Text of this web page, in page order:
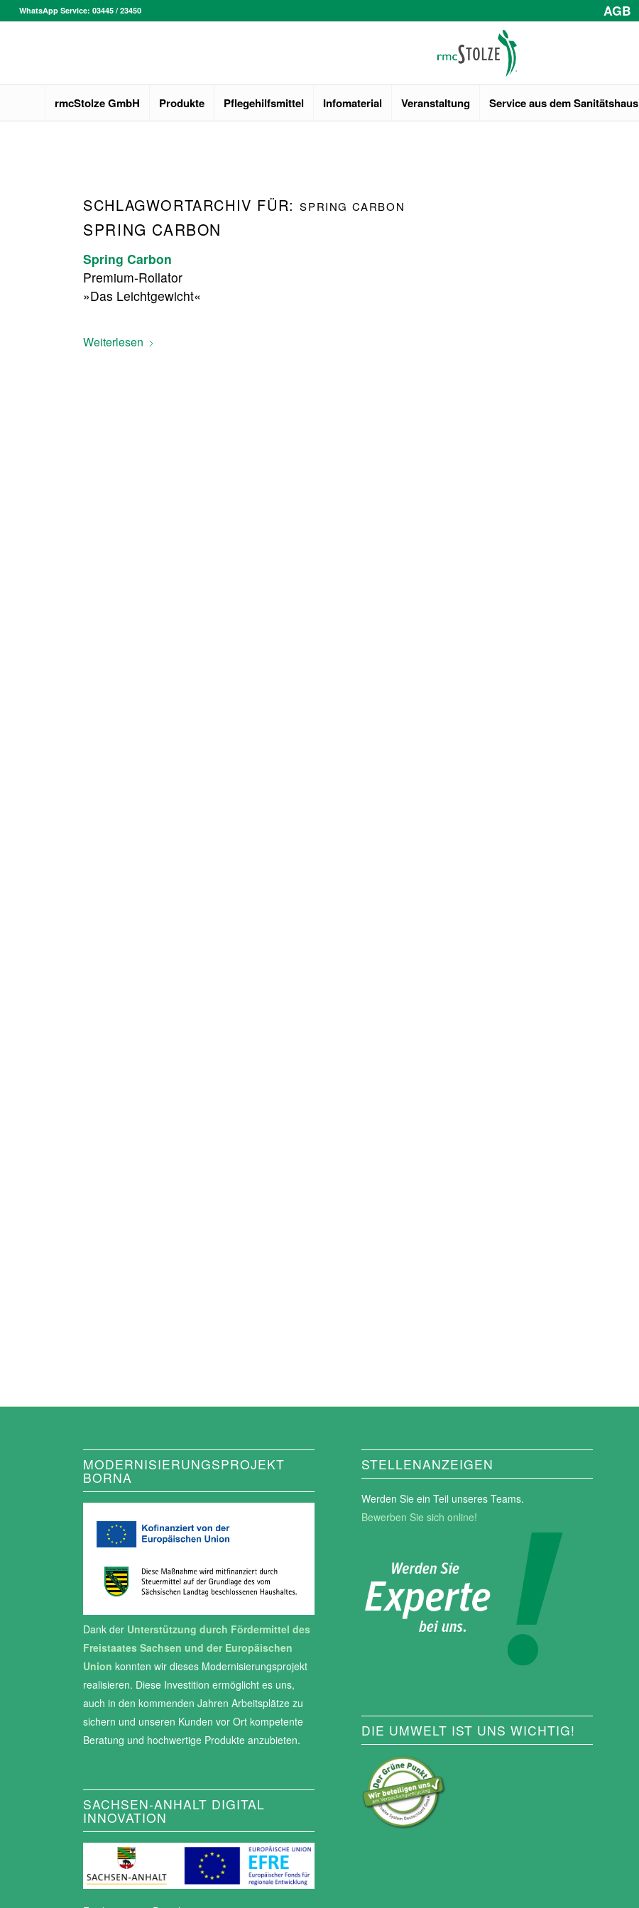
AGB
WhatsApp Service: 03445 / 23450
rmcStolze GmbH Produkte Pflegehilfsmittel Infomaterial Veranstaltung Service aus dem Sanitätshaus
SCHLAGWORTARCHIV FÜR:SPRING CARBON
SPRING CARBON
Spring Carbon
Premium-Rollator
»Das Leichtgewicht«
Weiterlesen
MODERNISIERUNGSPROJEKT
BORNA
Dank der Unterstützung durch Fördermittel des
Freistaates Sachsen und der Europäischen
Union konnten wir dieses Modernisierungsprojekt
realisieren. Diese Investition ermöglicht es uns,
auch in den kommenden Jahren Arbeitsplätze zu
sichern und unseren Kunden vor Ort kompetente
Beratung und hochwertige Produkte anzubieten.
SACHSEN-ANHALT DIGITAL
INNOVATION
STELLENANZEIGEN
Werden Sie ein Teil unseres Teams.
Bewerben Sie sich online!
DIE UMWELT IST UNS WICHTIG!